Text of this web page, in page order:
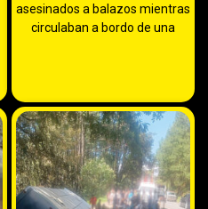
asesinados a balazos mientras
circulaban a bordo de una